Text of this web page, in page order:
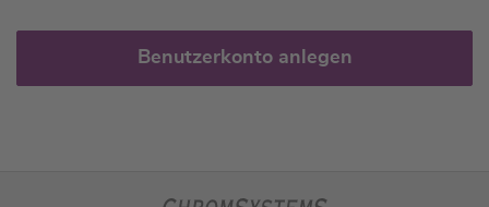
Benutzerkonto anlegen